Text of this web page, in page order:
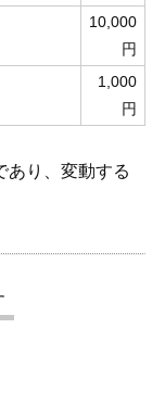
10,000
円
1,000
円
あり、変動する